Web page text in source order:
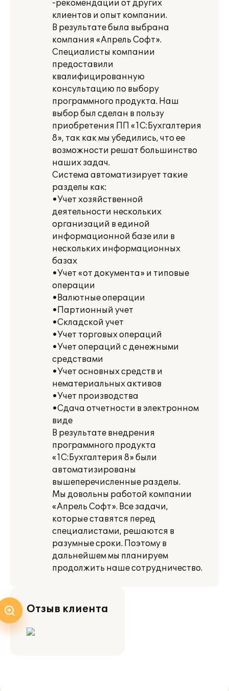
-рекомендации от других
клиентов и опыт компании.
В результате была выбрана
компания «Апрель Софт».
Специалисты компании
предоставили
квалифицированную
консультацию по выбору
программного продукта. Наш
выбор был сделан в пользу
приобретения ПП «1С:Бухгалтерия
8», так как мы убедились, что ее
возможности решат большинство
наших задач.
Система автоматизирует такие
разделы как:
•Учет хозяйственной
деятельности нескольких
организаций в единой
информационной базе или в
нескольких информационных
базах
•Учет «от документа» и типовые
операции
•Валютные операции
•Партионный учет
•Складской учет
•Учет торговых операций
•Учет операций с денежными
средствами
•Учет основных средств и
нематериальных активов
•Учет производства
•Сдача отчетности в электронном
виде
В результате внедрения
программного продукта
«1С:Бухгалтерия 8» были
автоматизированы
вышеперечисленные разделы.
Мы довольны работой компании
«Апрель Софт». Все задачи,
которые ставятся перед
специалистами, решаются в
разумные сроки. Поэтому в
дальнейшем мы планируем
продолжить наше сотрудничество.
Отзыв клиента